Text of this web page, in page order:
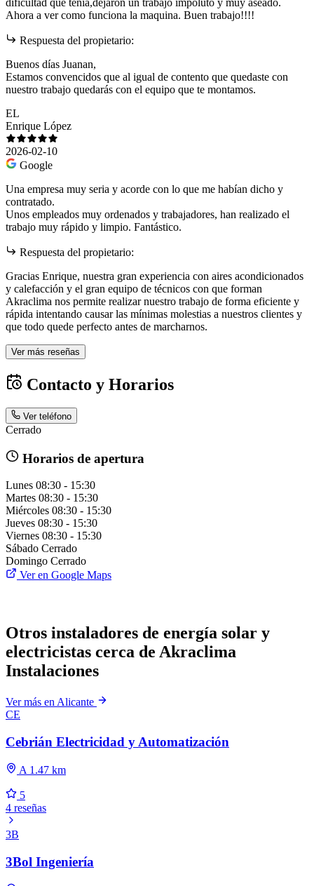
Ahora a ver como funciona la maquina. Buen trabajo!!!!
Respuesta del propietario:
Buenos días Juanan,
Estamos convencidos que al igual de contento que quedaste con
nuestro trabajo quedarás con el equipo que te montamos.
EL
Enrique López
2026-02-10
Google
Una empresa muy seria y acorde con lo que me habían dicho y
contratado.
Unos empleados muy ordenados y trabajadores, han realizado el
trabajo muy rápido y limpio. Fantástico.
Respuesta del propietario:
Gracias Enrique, nuestra gran experiencia con aires acondicionados
y calefacción y el gran equipo de técnicos con que forman
Akraclima nos permite realizar nuestro trabajo de forma eficiente y
rápida intentando causar las mínimas molestias a nuestros clientes y
que todo quede perfecto antes de marcharnos.
Ver más reseñas
Contacto y Horarios
Ver teléfono
Cerrado
Horarios de apertura
Lunes 08:30 - 15:30
Martes 08:30 - 15:30
Miércoles 08:30 - 15:30
Jueves 08:30 - 15:30
Viernes 08:30 - 15:30
Sábado Cerrado
Domingo Cerrado
Ver en Google Maps
Otros instaladores de energía solar y
electricistas cerca de Akraclima
Instalaciones
Ver más en Alicante
CE
Cebrián Electricidad y Automatización
A 1.47 km
5
4 reseñas
3B
3Bol Ingeniería